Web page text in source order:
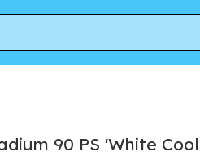
90 PS 'White